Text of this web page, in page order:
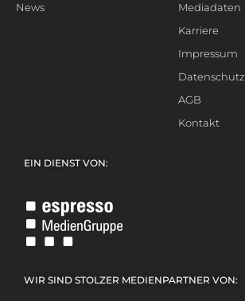
News
Mediadaten
Karriere
Impressum
Datenschutz
AGB
Kontakt
EIN DIENST VON:
WIR SIND STOLZER MEDIENPARTNER VON: